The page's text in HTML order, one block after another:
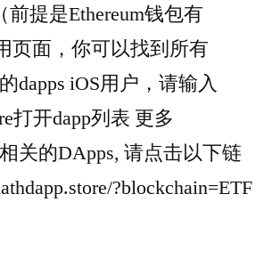
提是Ethereum钱包有
页面，你可以找到所有
dapps iOS用户，请输入
打开dapp列表 更多
关的DApps, 请点击以下链
?blockchain=ETF